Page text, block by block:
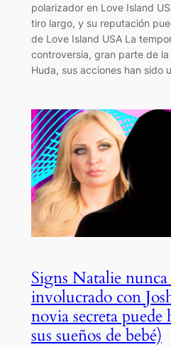
polarizador en Love Island
tiro largo, y su reputación
de Love Island USA La
controversia, gran parte de
Huda, sus acciones han sido
Signs Natalie nunca
involucrado con
novia secreta puede
sus sueños de bebé)